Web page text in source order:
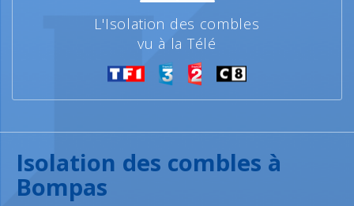
L'Isolation des combles
vu à la Télé
Isolation des combles à
Bompas